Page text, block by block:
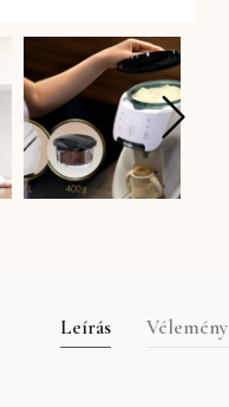
Leírás